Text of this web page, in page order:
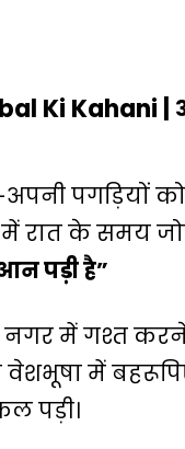
Ki Kahani
पगड़ियों
रात के समय
पड़ी है”
नगर में गश्त
में
पड़ी।